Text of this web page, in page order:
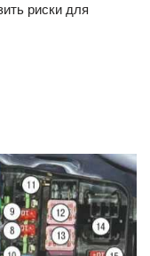
риски для